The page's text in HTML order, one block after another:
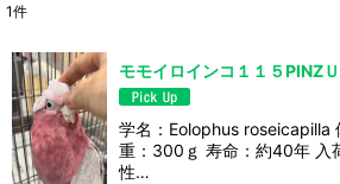
並び順:
絞り込む
1件
モモイロインコ１１５PINZ
学名：Eolophus roseicapilla
重：300ｇ 寿命：約40年 入
性…